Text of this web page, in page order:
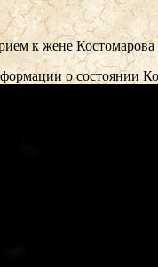
к жене
о состоянии